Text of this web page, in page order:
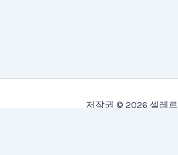
저작권 © 2026 셀레르